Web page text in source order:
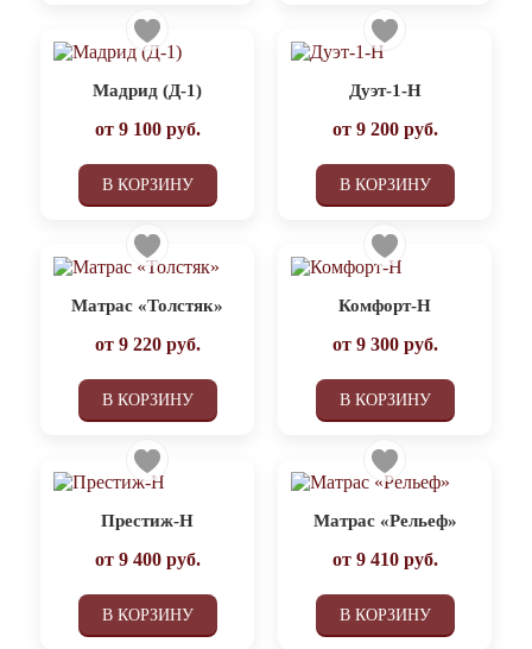
Мадрид (Д-1)
от 9 100руб.
В КОРЗИНУ
Дуэт-1-Н
от 9 200руб.
В КОРЗИНУ
Матрас «Толстяк»
от 9 220руб.
В КОРЗИНУ
Комфорт-Н
от 9 300руб.
В КОРЗИНУ
Престиж-Н
от 9 400руб.
В КОРЗИНУ
Матрас «Рельеф»
от 9 410руб.
В КОРЗИНУ